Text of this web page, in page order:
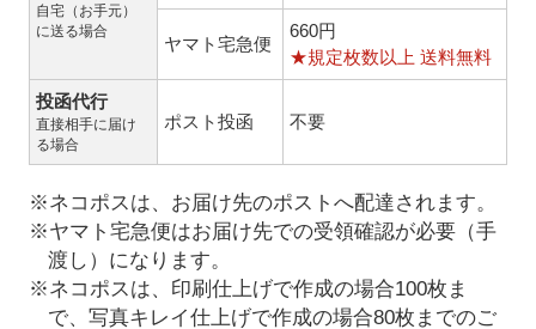
自宅（お手元）
に送る場合
ヤマト宅急便
660円
★規定枚数以上 送料無料
投函代行
直接相手に届け
る場合
ポスト投函 不要
※ネコポスは、お届け先のポストへ配達されます。
※ヤマト宅急便はお届け先での受領確認が必要（手
渡し）になります。
※ネコポスは、印刷仕上げで作成の場合100枚ま
で、写真キレイ仕上げで作成の場合80枚までのご